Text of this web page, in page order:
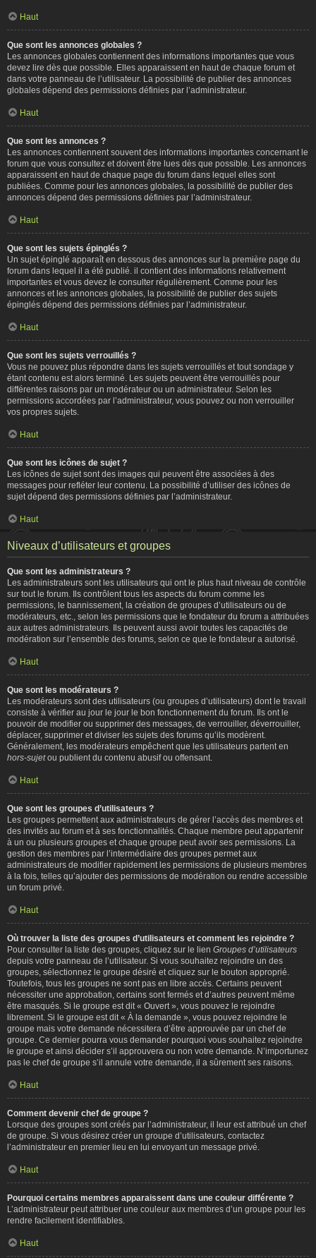
Haut
Que sont les annonces globales ?
Les annonces globales contiennent des informations importantes que vous
devez lire dès que possible. Elles apparaissent en haut de chaque forum et
dans votre panneau de l’utilisateur. La possibilité de publier des annonces
globales dépend des permissions définies par l’administrateur.
Haut
Que sont les annonces ?
Les annonces contiennent souvent des informations importantes concernant le
forum que vous consultez et doivent être lues dès que possible. Les annonces
apparaissent en haut de chaque page du forum dans lequel elles sont
publiées. Comme pour les annonces globales, la possibilité de publier des
annonces dépend des permissions définies par l’administrateur.
Haut
Que sont les sujets épinglés ?
Un sujet épinglé apparaît en dessous des annonces sur la première page du
forum dans lequel il a été publié. il contient des informations relativement
importantes et vous devez le consulter régulièrement. Comme pour les
annonces et les annonces globales, la possibilité de publier des sujets
épinglés dépend des permissions définies par l’administrateur.
Haut
Que sont les sujets verrouillés ?
Vous ne pouvez plus répondre dans les sujets verrouillés et tout sondage y
étant contenu est alors terminé. Les sujets peuvent être verrouillés pour
différentes raisons par un modérateur ou un administrateur. Selon les
permissions accordées par l’administrateur, vous pouvez ou non verrouiller
vos propres sujets.
Haut
Que sont les icônes de sujet ?
Les icônes de sujet sont des images qui peuvent être associées à des
messages pour refléter leur contenu. La possibilité d’utiliser des icônes de
sujet dépend des permissions définies par l’administrateur.
Haut
Niveaux d’utilisateurs et groupes
Que sont les administrateurs ?
Les administrateurs sont les utilisateurs qui ont le plus haut niveau de contrôle
sur tout le forum. Ils contrôlent tous les aspects du forum comme les
permissions, le bannissement, la création de groupes d’utilisateurs ou de
modérateurs, etc., selon les permissions que le fondateur du forum a attribuées
aux autres administrateurs. Ils peuvent aussi avoir toutes les capacités de
modération sur l’ensemble des forums, selon ce que le fondateur a autorisé.
Haut
Que sont les modérateurs ?
Les modérateurs sont des utilisateurs (ou groupes d’utilisateurs) dont le travail
consiste à vérifier au jour le jour le bon fonctionnement du forum. Ils ont le
pouvoir de modifier ou supprimer des messages, de verrouiller, déverrouiller,
déplacer, supprimer et diviser les sujets des forums qu’ils modèrent.
Généralement, les modérateurs empêchent que les utilisateurs partent en
hors-sujetou publient du contenu abusif ou offensant.
Haut
Que sont les groupes d’utilisateurs ?
Les groupes permettent aux administrateurs de gérer l’accès des membres et
des invités au forum et à ses fonctionnalités. Chaque membre peut appartenir
à un ou plusieurs groupes et chaque groupe peut avoir ses permissions. La
gestion des membres par l’intermédiaire des groupes permet aux
administrateurs de modifier rapidement les permissions de plusieurs membres
à la fois, telles qu’ajouter des permissions de modération ou rendre accessible
un forum privé.
Haut
Où trouver la liste des groupes d’utilisateurs et comment les rejoindre ?
Pour consulter la liste des groupes, cliquez sur le lien Groupes d’utilisateurs
depuis votre panneau de l’utilisateur. Si vous souhaitez rejoindre un des
groupes, sélectionnez le groupe désiré et cliquez sur le bouton approprié.
Toutefois, tous les groupes ne sont pas en libre accès. Certains peuvent
nécessiter une approbation, certains sont fermés et d’autres peuvent même
être masqués. Si le groupe est dit « Ouvert », vous pouvez le rejoindre
librement. Si le groupe est dit « À la demande », vous pouvez rejoindre le
groupe mais votre demande nécessitera d’être approuvée par un chef de
groupe. Ce dernier pourra vous demander pourquoi vous souhaitez rejoindre
le groupe et ainsi décider s’il approuvera ou non votre demande. N’importunez
pas le chef de groupe s’il annule votre demande, il a sûrement ses raisons.
Haut
Comment devenir chef de groupe ?
Lorsque des groupes sont créés par l’administrateur, il leur est attribué un chef
de groupe. Si vous désirez créer un groupe d’utilisateurs, contactez
l’administrateur en premier lieu en lui envoyant un message privé.
Haut
Pourquoi certains membres apparaissent dans une couleur différente ?
L’administrateur peut attribuer une couleur aux membres d’un groupe pour les
rendre facilement identifiables.
Haut